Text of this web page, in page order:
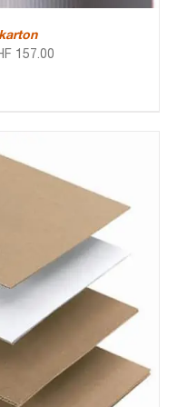
157.00